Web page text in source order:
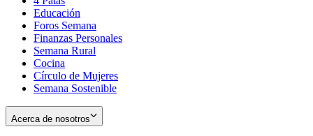
window
new
window
Educación
Foros Semana
Finanzas Personales
Semana Rural
Cocina
Círculo de Mujeres
Semana Sostenible
Acerca de nosotros